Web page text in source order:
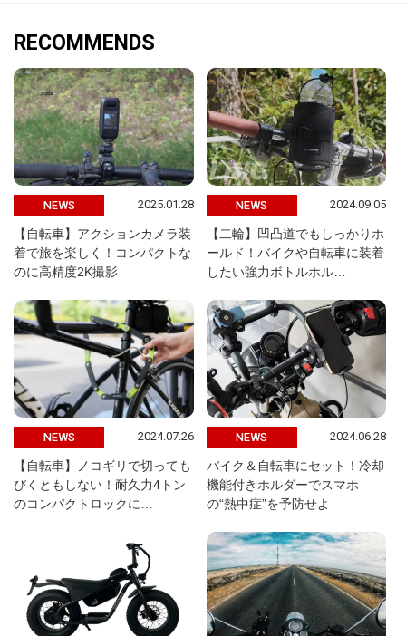
RECOMMENDS
NEWS 2025.01.28
【自転車】アクションカメラ装
着で旅を楽しく！コンパクトな
のに高精度2K撮影
NEWS 2024.09.05
【二輪】凹凸道でもしっかりホ
ールド！バイクや自転車に装着
したい強力ボトルホル…
NEWS 2024.07.26
【自転車】ノコギリで切っても
びくともしない！耐久力4トン
のコンパクトロックに…
NEWS 2024.06.28
バイク＆自転車にセット！冷却
機能付きホルダーでスマホ
の“熱中症”を予防せよ